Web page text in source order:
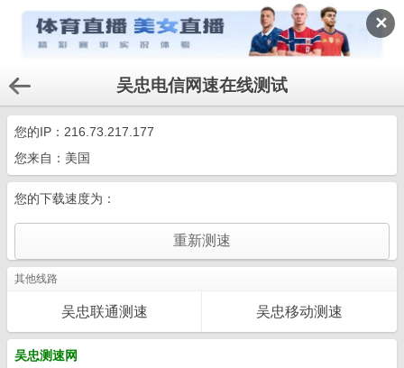
✕
吴忠电信网速在线测试
您的IP： 216.73.217.177
您来自：美国
您的下载速度为：
其他线路
吴忠联通测速 吴忠移动测速
吴忠测速网